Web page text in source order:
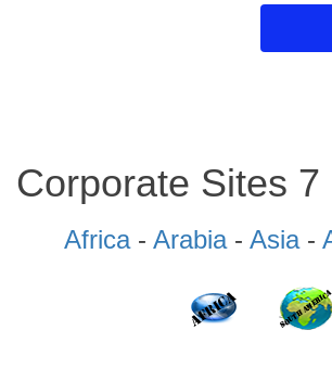
Corporate Sites
Africa- Arabia- Asia-